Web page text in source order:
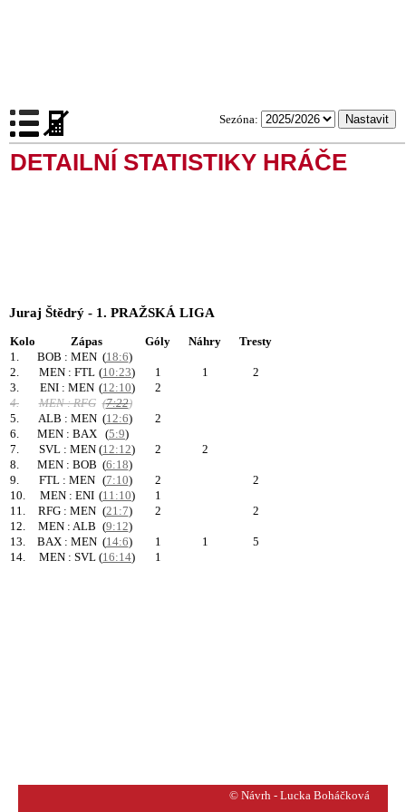
Sezóna:
DETAILNÍ STATISTIKY HRÁČE
Juraj Štědrý - 1. PRAŽSKÁ LIGA
Kolo Zápas Góly Náhry
Tresty
1.
BOB : MEN (18:6)
2.
MEN : FTL (10:23) 1 1
2
3.
ENI : MEN (12:10)
2
4.
MEN : RFG (7:22)
5.
ALB : MEN (12:6)
2
6.
MEN : BAX (5:9)
7.
SVL : MEN (12:12) 2
2
8.
MEN : BOB (6:18)
9.
FTL : MEN (7:10) 2
2
10.
MEN : ENI (11:10)
1
11.
RFG : MEN (21:7) 2
2
12.
MEN : ALB (9:12)
13.
BAX : MEN (14:6) 1 1
5
14.
MEN : SVL (16:14) 1
© Návrh - Lucka Boháčková